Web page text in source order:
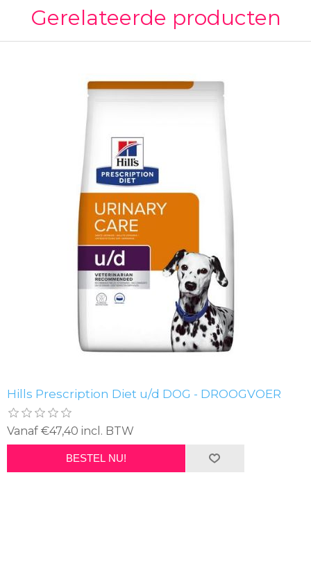
Gerelateerde producten
Hills Prescription Diet u/d DOG - DROOGVOER
Vanaf €47,40 incl. BTW
BESTEL NU!